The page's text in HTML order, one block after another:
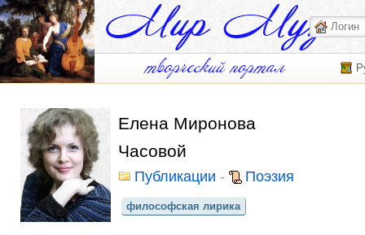
Елена Миронова
Часовой
Публикации - Поэзия
философская лирика